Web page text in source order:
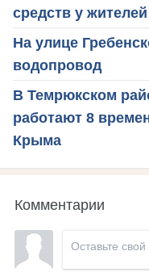
средств у
На улице
водопровод
В Темрюкском
работают 8
Крыма
Комментарии